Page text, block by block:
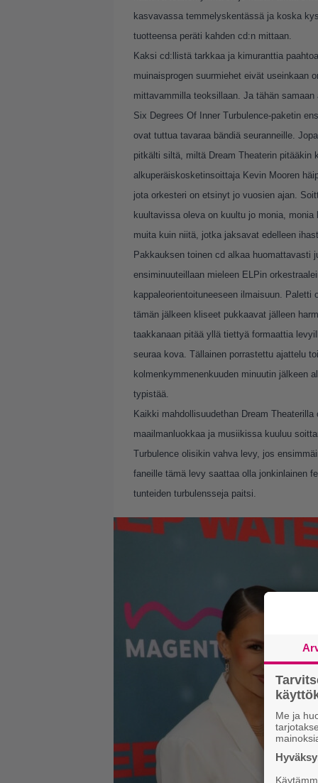
kasvavassa temmelyskentässä ja koska
tuotteensa peräti kahden cd:n mittaan.
Kaksi cd:llistä tarkkaa ja kimuranttia
muinaisprogen suurmiehet eivät useinkaan
mittavammilla teoksillaan. Ja tähän
Six Degrees Of Inner Turbulence-paketin
ovat tuttua tavaraa bändiä seuranneille.
pitkälti siltä, miltä Dream Theaterin
alkuperäiskosketinsoittaja Kevin Mooren
jota orkesteri on etsinyt jo vuosien ajan.
kuultavissa oleva on kuultu jo monia,
muita kuin niitä, jotka jaksavat edelleen
Pakkauksen toinen cd alkaa huomattavasti
ensiminuuteillaan mieleen ELPin
kappaleorientoituneeseen ilmaisuun.
tämän jälkeen kliseet pukkaavat jälleen
taakkanaan pitää yllä tiettyä formaattia
seuraa kova. Tällainen porrastettu ajattelu
kolmenkymmenenkuuden minuutin jälkeen
typistää.
Kaikki mahdollisuudethan Dream
maailmanluokkaa ja musiikissa kuuluu
Turbulence olisikin vahva levy, jos
faneille tämä levy saattaa olla jonkinlainen
tunteiden turbulensseja paitsi.
Me ja